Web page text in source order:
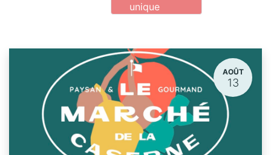
unique
AOÛT
13